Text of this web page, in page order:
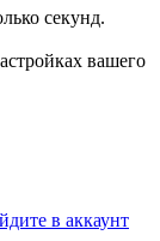
секунд.
вашего
в аккаунт